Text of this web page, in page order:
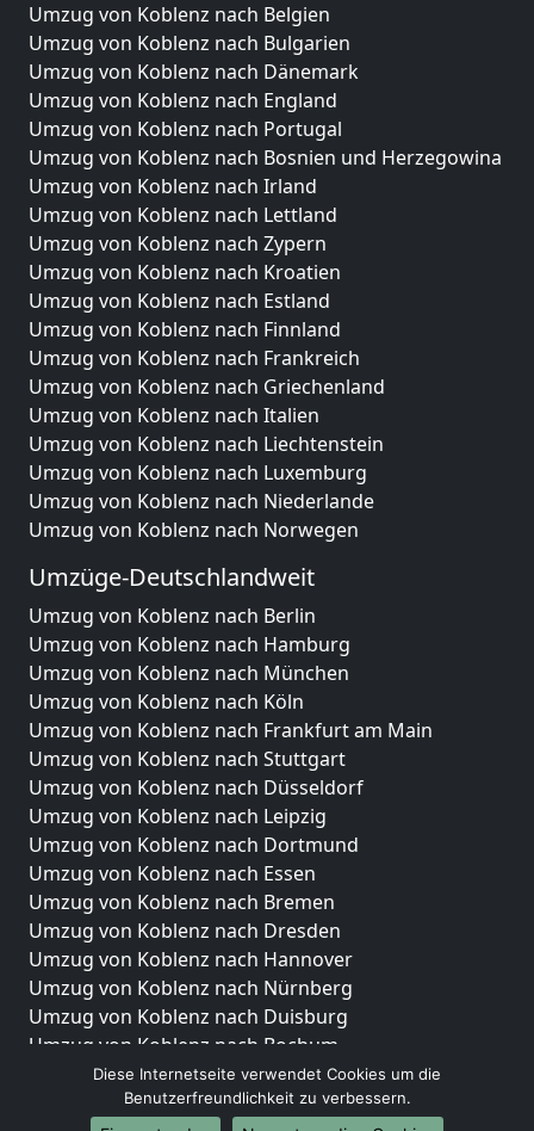
Umzug von Koblenz nach Belgien
Umzug von Koblenz nach Bulgarien
Umzug von Koblenz nach Dänemark
Umzug von Koblenz nach England
Umzug von Koblenz nach Portugal
Umzug von Koblenz nach Bosnien und Herzegowina
Umzug von Koblenz nach Irland
Umzug von Koblenz nach Lettland
Umzug von Koblenz nach Zypern
Umzug von Koblenz nach Kroatien
Umzug von Koblenz nach Estland
Umzug von Koblenz nach Finnland
Umzug von Koblenz nach Frankreich
Umzug von Koblenz nach Griechenland
Umzug von Koblenz nach Italien
Umzug von Koblenz nach Liechtenstein
Umzug von Koblenz nach Luxemburg
Umzug von Koblenz nach Niederlande
Umzug von Koblenz nach Norwegen
Umzüge-Deutschlandweit
Umzug von Koblenz nach Berlin
Umzug von Koblenz nach Hamburg
Umzug von Koblenz nach München
Umzug von Koblenz nach Köln
Umzug von Koblenz nach Frankfurt am Main
Umzug von Koblenz nach Stuttgart
Umzug von Koblenz nach Düsseldorf
Umzug von Koblenz nach Leipzig
Umzug von Koblenz nach Dortmund
Umzug von Koblenz nach Essen
Umzug von Koblenz nach Bremen
Umzug von Koblenz nach Dresden
Umzug von Koblenz nach Hannover
Umzug von Koblenz nach Nürnberg
Umzug von Koblenz nach Duisburg
Umzug von Koblenz nach Bochum
Umzug von Koblenz nach Wuppertal
Umzug von Koblenz nach Bielefeld
Diese Internetseite verwendet Cookies um die
Benutzerfreundlichkeit zu verbessern.